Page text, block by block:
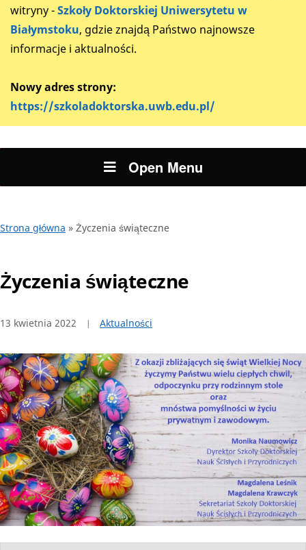
witryny -Szkoły Doktorskiej Uniwersytetu w
Białymstoku, gdzie znajdą Państwo najnowsze
informacje i aktualności.
Nowy adres strony:
https://szkoladoktorska.uwb.edu.pl/
Open Menu
Strona główna » Życzenia świąteczne
Życzenia świąteczne
13 kwietnia 2022 Aktualności